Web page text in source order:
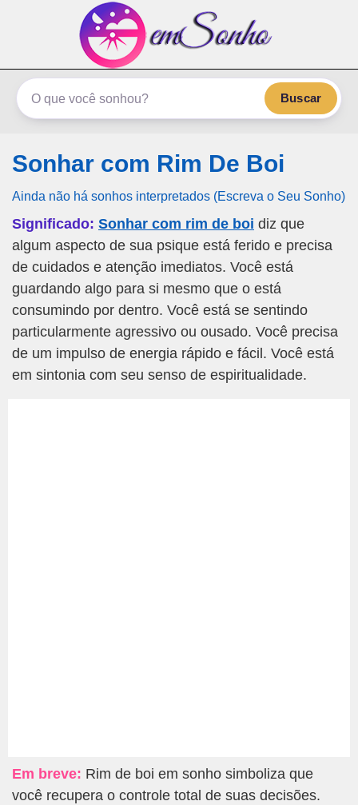
emSonho.com
Os sonhos significam mais
Buscar
Sonhar com Rim De Boi
Ainda não há sonhos interpretados (Escreva o Seu Sonho)
Significado: Sonhar com rim de boi diz que
algum aspecto de sua psique está ferido e precisa
de cuidados e atenção imediatos. Você está
guardando algo para si mesmo que o está
consumindo por dentro. Você está se sentindo
particularmente agressivo ou ousado. Você precisa
de um impulso de energia rápido e fácil. Você está
em sintonia com seu senso de espiritualidade.
Em breve: Rim de boi em sonho simboliza que
você recupera o controle total de suas decisões.